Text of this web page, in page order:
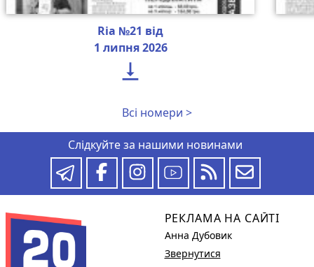
Ria №21 від
1 липня 2026

Всі номери >
Слідкуйте за нашими новинами
РЕКЛАМА НА САЙТІ
Анна Дубовик
Звернутися